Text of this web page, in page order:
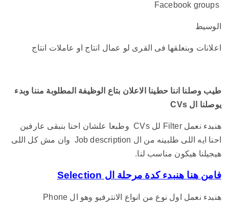
Facebook groups
الوسيط
اعلانات وبنعلقها فى القرى لو عمال انتاج او عاملات انتاج
طيب وصلنا اننا حطينا الاعلان بتاع الوظيفة المطلوبة مننا وبدء
يوصلنا ال CVs
هنبدء نعمل Filter لل CVs وطبعا علشان احنا بنبقى عارفين
احنا ايه اللى طلبينه من ال Job description وان مش كل اللى
هيجيلنا هيكون مناسب لنا.
فامن هنا هنبدء كدة مرحلة ال Selection
هنبدء نعمل اول نوع من انواع الانترفيو وهو ال Phone